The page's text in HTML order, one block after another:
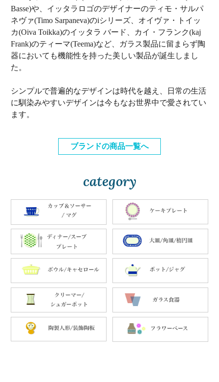
Basse)や、イッタラロゴのデザイナーのティモ・サルパ
ネヴァ(Timo Sarpaneva)のiシリーズ、オイヴァ・トイッ
カ(Oiva Toikka)のイッタラ バード、カイ・フランク(kaj
Frank)のティーマ(Teema)など、ガラス製品に留まらず陶
器においても機能性を持った美しい製品が誕生しまし
た。
シンプルで普遍的なデザインは時代を越え、日常の生活
に馴染みやすいデザインは今もなお世界中で愛されてい
ます。
ブランドの商品一覧へ
category